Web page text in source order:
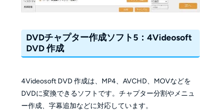
DVDチャプター作成ソフト5：4Videosoft
DVD 作成
4Videosoft DVD 作成は、MP4、AVCHD、MOVなどを
DVDに変換できるソフトです。チャプター分割やメニュ
ー作成、字幕追加などに対応しています。